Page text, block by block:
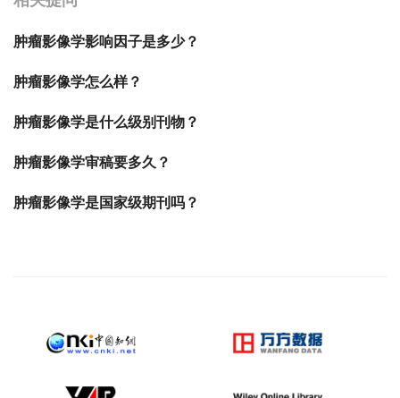
肿瘤影像学影响因子是多少？
肿瘤影像学怎么样？
肿瘤影像学是什么级别刊物？
肿瘤影像学审稿要多久？
肿瘤影像学是国家级期刊吗？